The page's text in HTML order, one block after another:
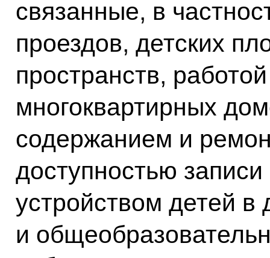
связанные, в
проездов, детских
пространств,
многоквартирных
содержанием и
доступностью
устройством детей
и